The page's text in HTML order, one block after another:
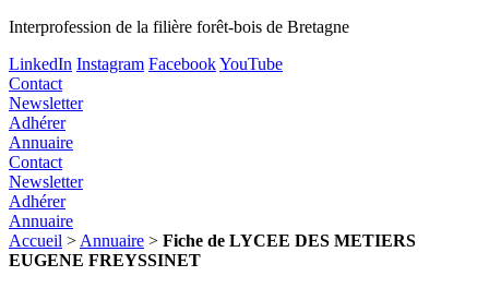
Interprofession de la filière forêt-bois de Bretagne
LinkedIn Instagram FacebookYouTube
Contact
Newsletter
Adhérer
Annuaire
Contact
Newsletter
Adhérer
Annuaire
Accueil > Annuaire > Fiche de LYCEE DES METIERS
EUGENE FREYSSINET